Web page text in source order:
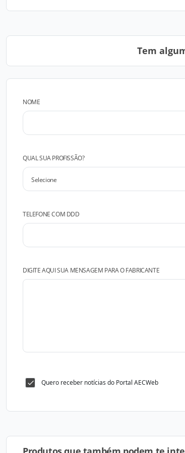
Tem
NOME
QUAL SUA PROFISSÃO?
TELEFONE COM DDD
DIGITE AQUI SUA MENSAGEM PARA O FABRICANTE
Quero receber notícias do Portal AECWeb